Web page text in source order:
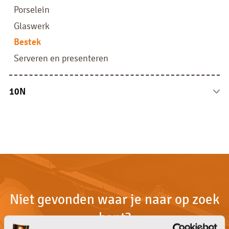
Drank overige
Luchtverfrissers
Dispensers
Doeken en sponsen
Overige
Porselein
Glaswerk
Bestek
Serveren en presenteren
10N
Niet gevonden waar je naar op zoek
bent?